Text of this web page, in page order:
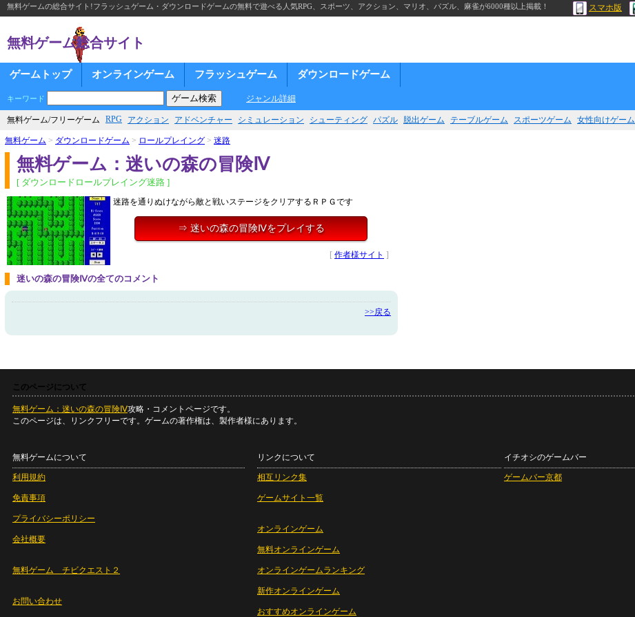
無料ゲームの総合サイト!フラッシュゲーム・ダウンロードゲームの無料で遊べる人気RPG、スポーツ、アクション、マリオ、パズル、麻雀が6000種以上掲載！ スマホ版
無料ゲーム総合サイト
ゲームトップ オンラインゲーム フラッシュゲーム ダウンロードゲーム
キーワード ジャンル詳細
無料ゲーム/フリーゲーム RPG アクション アドベンチャー シミュレーション シューティング パズル 脱出ゲーム テーブルゲーム スポーツゲーム 女性向けゲーム
無料ゲーム > ダウンロードゲーム > ロールプレイング > 迷路
無料ゲーム：迷いの森の冒険Ⅳ
[ ダウンロードロールプレイング迷路 ]
迷路を通りぬけながら敵と戦いステージをクリアするＲＰＧです
⇒ 迷いの森の冒険Ⅳをプレイする
[ 作者様サイト ]
迷いの森の冒険Ⅳの全てのコメント
>>戻る
このページについて
無料ゲーム：迷いの森の冒険Ⅳ攻略・コメントページです。
このページは、リンクフリーです。ゲームの著作権は、製作者様にあります。
無料ゲームについて
利用規約
免責事項
プライバシーポリシー
会社概要
無料ゲーム チビクエスト２
お問い合わせ
リンクについて
相互リンク集
ゲームサイト一覧
オンラインゲーム
無料オンラインゲーム
オンラインゲームランキング
新作オンラインゲーム
おすすめオンラインゲーム
イチオシのゲームバー
ゲームバー京都